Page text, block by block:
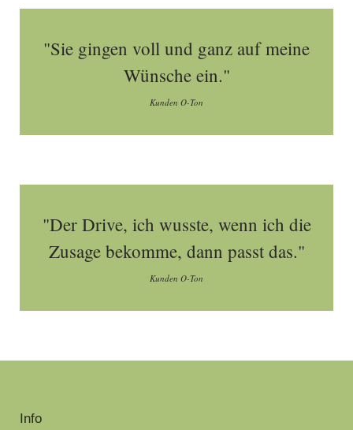
"Sie gingen voll und ganz auf meine
Wünsche ein."
Kunden O-Ton
"Der Drive, ich wusste, wenn ich die
Zusage bekomme, dann passt das."
Kunden O-Ton
Info